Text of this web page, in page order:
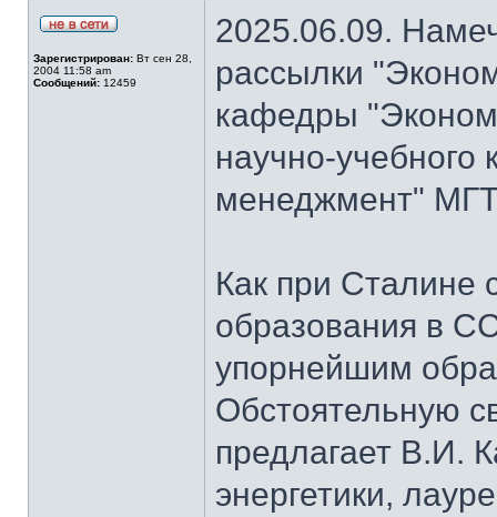
Зарегистрирован: Вт сен 28,
2004 11:58 am
Сообщений: 12459
2025.06.09.
рассылки
кафедры
научно-
менеджмент"
Как при Сталине
образования в
упорнейшим
Обстоятельную
предлагает В.И.
энергетики,